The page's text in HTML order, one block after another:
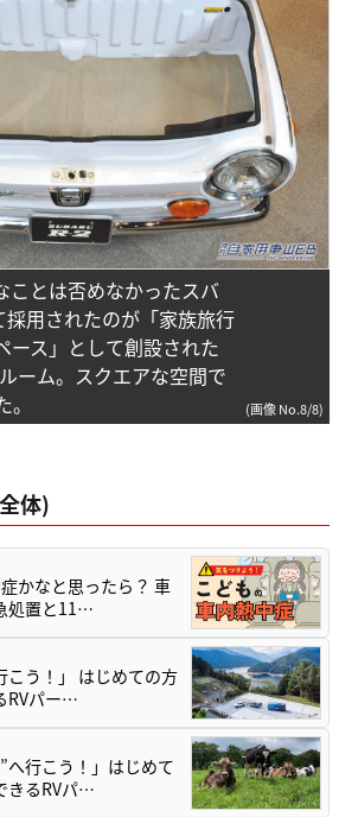
ことは否めなかったスバ
用されたのが「家族旅行
ース」として創設された
ーム。スクエアな空間で
(画像 No.8/8)
体)
かなと思ったら？ 車
処置と11…
こう！」 はじめての方
RVパー…
へ行こう！」はじめて
きるRVパ…